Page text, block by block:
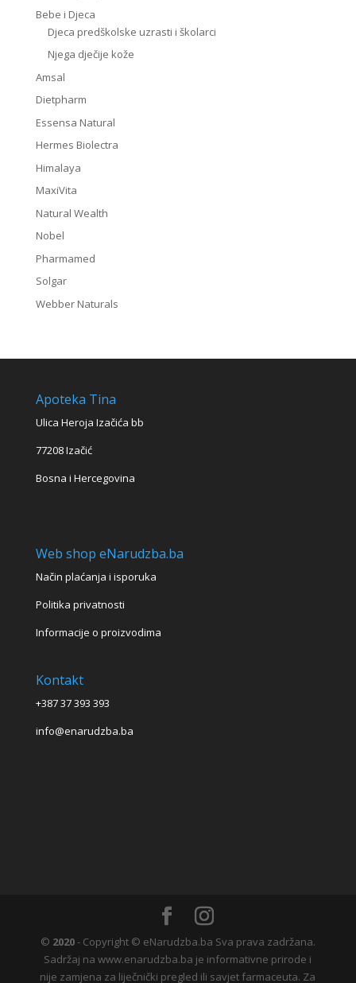
Bebe i Djeca
Djeca predškolske uzrasti i školarci
Njega dječije kože
Amsal
Dietpharm
Essensa Natural
Hermes Biolectra
Himalaya
MaxiVita
Natural Wealth
Nobel
Pharmamed
Solgar
Webber Naturals
Apoteka Tina
Ulica Heroja Izačića bb
77208 Izačić
Bosna i Hercegovina
Web shop eNarudzba.ba
Način plaćanja i isporuka
Politika privatnosti
Informacije o proizvodima
Kontakt
+387 37 393 393
info@enarudzba.ba
© 2020- Copyright © eNarudzba.ba Sva prava zadržana.
Sadržaj na www.enarudzba.ba je informativne prirode i
nije zamjena za liječnički pregled ili savjet farmaceuta. Za